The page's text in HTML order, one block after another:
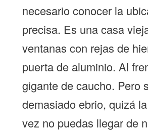
necesario conocer la
precisa. Es una casa
ventanas con rejas de
puerta de aluminio. Al
gigante de caucho. Pero
demasiado ebrio, quizá
vez no puedas llegar de